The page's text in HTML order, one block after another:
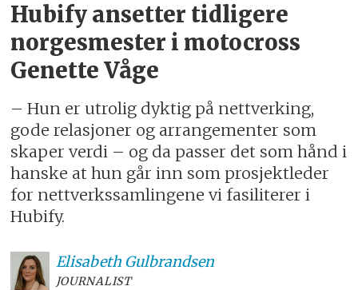
Hubify ansetter tidligere
norgesmester i motocross
Genette Våge
– Hun er utrolig dyktig på nettverking,
gode relasjoner og arrangementer som
skaper verdi – og da passer det som hånd i
hanske at hun går inn som prosjektleder
for nettverkssamlingene vi fasiliterer i
Hubify.
Elisabeth Gulbrandsen
JOURNALIST